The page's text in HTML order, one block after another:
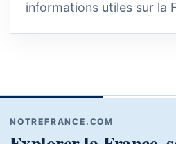
informations utiles sur la
NOTREFRANCE.COM